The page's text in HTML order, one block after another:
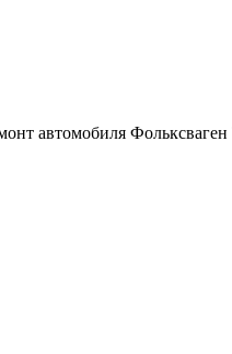
автомобиля